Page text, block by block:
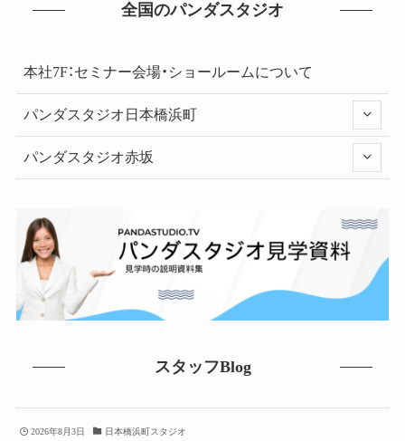
全国のパンダスタジオ
本社7F：セミナー会場・ショールームについて
パンダスタジオ日本橋浜町
パンダスタジオ赤坂
スタッフBlog
2026年8月3日 日本橋浜町スタジオ